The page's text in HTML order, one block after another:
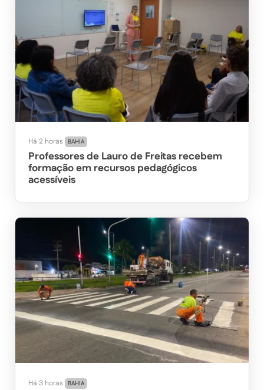
Há 2 horas BAHIA
Professores de Lauro de Freitas recebem
formação em recursos pedagógicos
acessíveis
Há 3 horas BAHIA